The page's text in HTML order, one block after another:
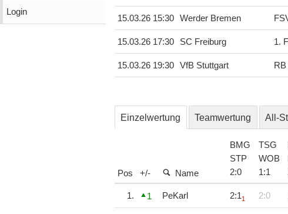
Login
15.03.26 15:30 Werder Bremen
15.03.26 17:30 SC Freiburg 1.
15.03.26 19:30 VfB Stuttgart
Einzelwertung Teamwertung All-
Pos +/- Name
BMG
STP
2:0
TSG
WOB
1:1
1. 1 PeKarl 2:11 2:0